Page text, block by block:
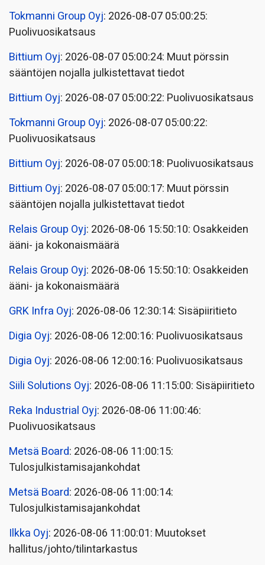
Tokmanni Group Oyj: 2026-08-07 05:00:25:
Puolivuosikatsaus
Bittium Oyj: 2026-08-07 05:00:24: Muut pörssin
sääntöjen nojalla julkistettavat tiedot
Bittium Oyj: 2026-08-07 05:00:22: Puolivuosikatsaus
Tokmanni Group Oyj: 2026-08-07 05:00:22:
Puolivuosikatsaus
Bittium Oyj: 2026-08-07 05:00:18: Puolivuosikatsaus
Bittium Oyj: 2026-08-07 05:00:17: Muut pörssin
sääntöjen nojalla julkistettavat tiedot
Relais Group Oyj: 2026-08-06 15:50:10: Osakkeiden
ääni- ja kokonaismäärä
Relais Group Oyj: 2026-08-06 15:50:10: Osakkeiden
ääni- ja kokonaismäärä
GRK Infra Oyj: 2026-08-06 12:30:14: Sisäpiiritieto
Digia Oyj: 2026-08-06 12:00:16: Puolivuosikatsaus
Digia Oyj: 2026-08-06 12:00:16: Puolivuosikatsaus
Siili Solutions Oyj: 2026-08-06 11:15:00: Sisäpiiritieto
Reka Industrial Oyj: 2026-08-06 11:00:46:
Puolivuosikatsaus
Metsä Board: 2026-08-06 11:00:15:
Tulosjulkistamisajankohdat
Metsä Board: 2026-08-06 11:00:14:
Tulosjulkistamisajankohdat
Ilkka Oyj: 2026-08-06 11:00:01: Muutokset
hallitus/johto/tilintarkastus